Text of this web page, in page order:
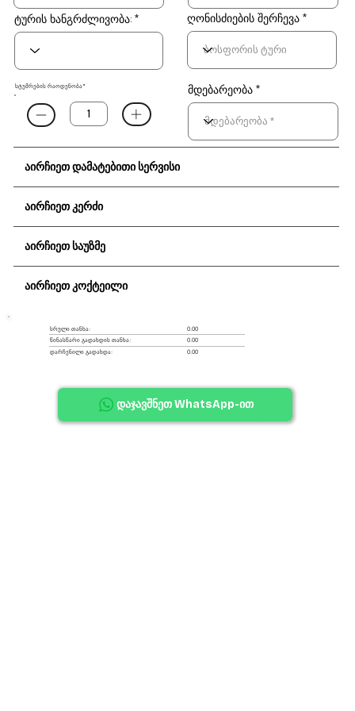
ტურის ხანგრძლივობა: ღონისძიების შერჩევა
სტუმრების რაოდენობა* მდებარეობა *
აირჩიეთ დამატებითი სერვისი
აირჩიეთ კერძი
აირჩიეთ საუზმე
აირჩიეთ კოქტეილი
სრული თანხა:
0.00
წინასწარი გადახდის თანხა:
0.00
დარჩენილი გადახდა:
0.00
დაჯავშნეთ WhatsApp-ით